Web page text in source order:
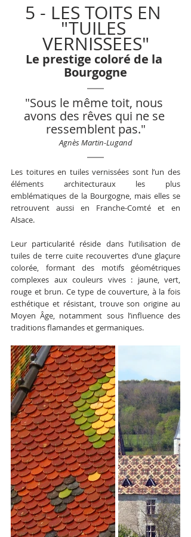
5 - LES TOITS EN
"TUILES
VERNISSEES"
Le prestige coloré de la
Bourgogne
"Sous le même toit, nous
avons des rêves qui ne se
ressemblent pas."
Agnès Martin-Lugand
Les toitures en tuiles vernissées sont l’un des
éléments architecturaux les plus
emblématiques de la Bourgogne, mais elles se
retrouvent aussi en Franche-Comté et en
Alsace.
Leur particularité réside dans l’utilisation de
tuiles de terre cuite recouvertes d’une glaçure
colorée, formant des motifs géométriques
complexes aux couleurs vives : jaune, vert,
rouge et brun. Ce type de couverture, à la fois
esthétique et résistant, trouve son origine au
Moyen Âge, notamment sous l’influence des
traditions flamandes et germaniques.